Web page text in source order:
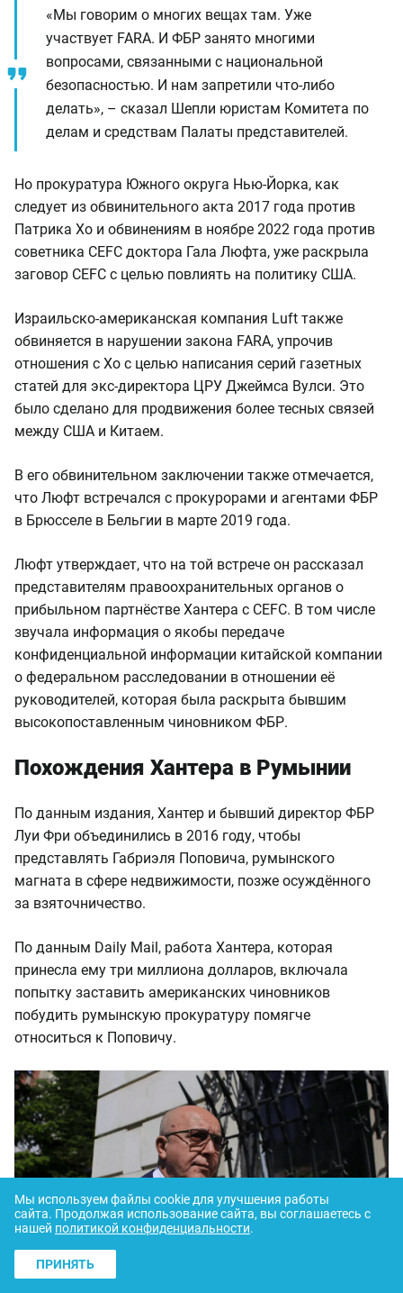
«Мы говорим о многих вещах там. Уже
участвует FARA. И ФБР занято многими
вопросами, связанными с национальной
безопасностью. И нам запретили что-либо
делать», – сказал Шепли юристам Комитета по
делам и средствам Палаты представителей.
Но прокуратура Южного округа Нью-Йорка, как
следует из обвинительного акта 2017 года против
Патрика Хо и обвинениям в ноябре 2022 года против
советника CEFC доктора Гала Люфта, уже раскрыла
заговор CEFC с целью повлиять на политику США.
Израильско-американская компания Luft также
обвиняется в нарушении закона FARA, упрочив
отношения с Хо с целью написания серий газетных
статей для экс-директора ЦРУ Джеймса Вулси. Это
было сделано для продвижения более тесных связей
между США и Китаем.
В его обвинительном заключении также отмечается,
что Люфт встречался с прокурорами и агентами ФБР
в Брюсселе в Бельгии в марте 2019 года.
Люфт утверждает, что на той встрече он рассказал
представителям правоохранительных органов о
прибыльном партнёстве Хантера с CEFC. В том числе
звучала информация о якобы передаче
конфиденциальной информации китайской компании
о федеральном расследовании в отношении её
руководителей, которая была раскрыта бывшим
высокопоставленным чиновником ФБР.
Похождения Хантера в Румынии
По данным издания, Хантер и бывший директор ФБР
Луи Фри объединились в 2016 году, чтобы
представлять Габриэля Поповича, румынского
магната в сфере недвижимости, позже осуждённого
за взяточничество.
По данным Daily Mail, работа Хантера, которая
принесла ему три миллиона долларов, включала
попытку заставить американских чиновников
побудить румынскую прокуратуру помягче
относиться к Поповичу.
Мы используем файлы cookie для улучшения работы
сайта. Продолжая использование сайта, вы соглашаетесь с
нашей политикой конфиденциальности.
ПРИНЯТЬ